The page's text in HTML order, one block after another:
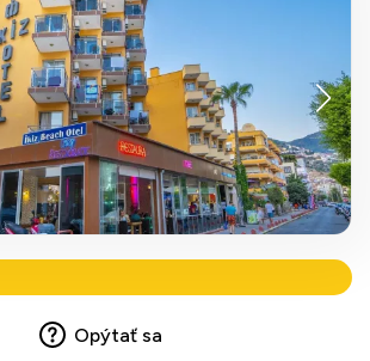
Opýtať sa